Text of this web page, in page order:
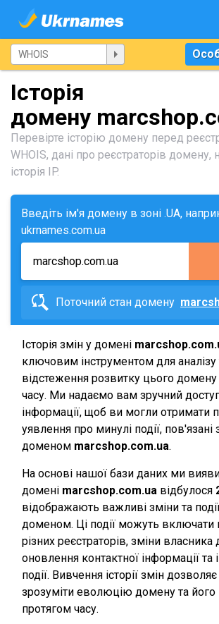
Історія
домену
Перевірте історію домену перед
WHOIS, дані про реєстраторів
історія IP.
Введіть ім'я домену в зоні .UA,
ukrnames.com.ua
Поточний стан домену
Історія змін у домені
ключовим інструментом для аналізу
відстеження розвитку цього
часу. Ми надаємо вам зручний
інформації, щоб ви могли отримати
уявлення про минулі події, пов'язані
доменом marcshop.com.ua.
На основі нашої бази даних ми
домені marcshop.com.ua відбулося
відображають важливі зміни та
доменом. Ці події можуть включати
різних реєстраторів, зміни
оновлення контактної інформації та
події. Вивчення історії змін
зрозуміти еволюцію домену та його
протягом часу.